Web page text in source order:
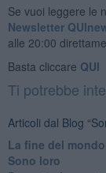
Se vuoi leggere le
Newsletter
alle 20:00
Basta cliccare QUI
Ti potrebbe
Articoli dal Blog
La fine del mondo
Sono loro